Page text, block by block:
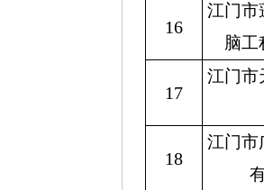
16
江门市
脑工
17
江门市
18
江门市